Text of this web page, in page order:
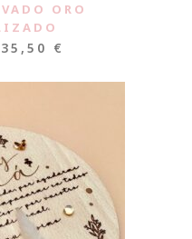
ORO
35,50 €